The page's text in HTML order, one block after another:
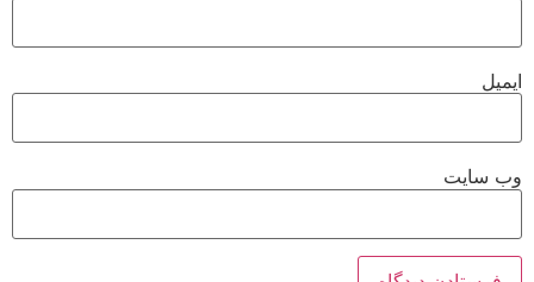
ایمیل
وب‌ سایت